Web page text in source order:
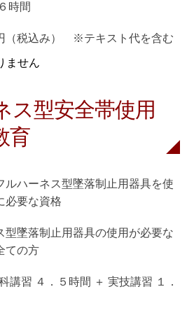
時間
（税込み）　※テキスト代を含む
ません
ス型安全帯使用
育
ルハーネス型墜落制止用器具を使
必要な資格
型墜落制止用器具の使用が必要な
ての方
講習 ４．５時間 ＋ 実技講習 １．